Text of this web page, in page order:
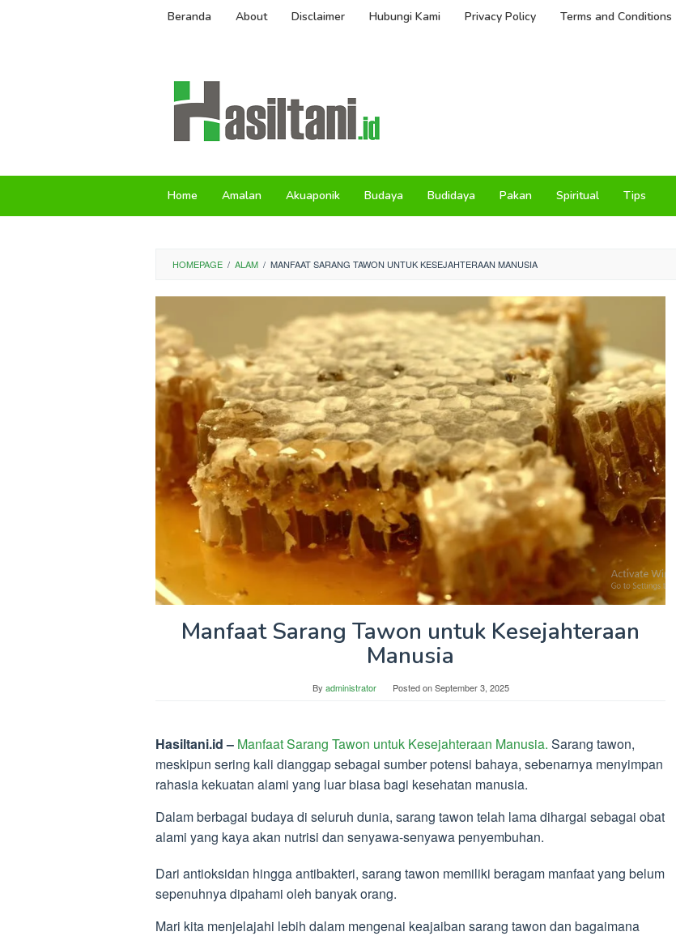
Beranda About Disclaimer Hubungi Kami Privacy Policy Terms and Conditions
Home Amalan Akuaponik Budaya Budidaya Pakan Spiritual Tips
HOMEPAGE / ALAM / MANFAAT SARANG TAWON UNTUK KESEJAHTERAAN MANUSIA
Manfaat Sarang Tawon untuk Kesejahteraan
Manusia
By administrator Posted onSeptember 3, 2025
Hasiltani.id – Manfaat Sarang Tawon untuk Kesejahteraan Manusia. Sarang tawon,
meskipun sering kali dianggap sebagai sumber potensi bahaya, sebenarnya menyimpan
rahasia kekuatan alami yang luar biasa bagi kesehatan manusia.
Dalam berbagai budaya di seluruh dunia, sarang tawon telah lama dihargai sebagai obat
alami yang kaya akan nutrisi dan senyawa-senyawa penyembuhan.
Dari antioksidan hingga antibakteri, sarang tawon memiliki beragam manfaat yang belum
sepenuhnya dipahami oleh banyak orang.
Mari kita menjelajahi lebih dalam mengenai keajaiban sarang tawon dan bagaimana